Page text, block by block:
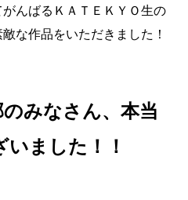
んばるＫＡＴＥＫＹＯ生の
敵な作品をいただきました！
みなさん、本当
ました！！